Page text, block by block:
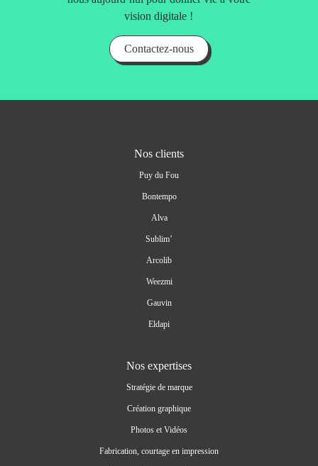
vision digitale !
Contactez-nous
Nos clients
Puy du Fou
Bontempo
Alva
Sublim’
Arcolib
Weezmi
Gauvin
Eldapi
Nos expertises
Stratégie de marque
Création graphique
Photos et Vidéos
Fabrication, courtage en impression